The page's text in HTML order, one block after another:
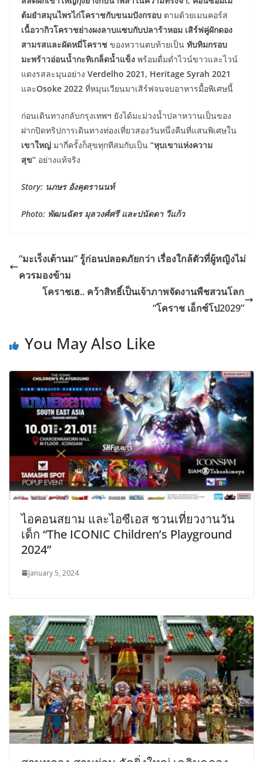
ต้มยำสมุนไพรไก่โคราชกับขนมปังกรอบ ตามด้วยเมนคอร์ส
เนื้อวากิวโคราชย่างผงลาบแซบกับปลาร้าหอม เสิร์ฟคู่ผักดอง
สามรสและผัดหมี่โคราช ของหวานตบท้ายเป็น ทับทิมกรอบ
มะพร้าวอ่อนน้ำกะทิเกล็ดน้ำแข็ง พร้อมดื่มด่ำไวน์ขาวและไวน์
แดงรสละมุนอย่าง Verdelho 2021, Heritage Syrah 2021
และOsoke 2022 ที่หมุนเวียนมาเสิร์ฟจนจบอาหารมื้อพิเศษนี้
ก่อนเดินทางกลับกรุงเทพฯ ยังได้มะม่วงน้ำปลาหวานเป็นของ
ฝากปิดทริปการเดินทางท่องเที่ยวสองวันหนึ่งคืนที่แสนพิเศษใน
เขาใหญ่ มากี่ครั้งก็สุขทุกทีสมกับเป็น​ “หุบเขาแห่งความ
สุข” อย่างแท้จริง
Story: นภษร อังคุตรานนท์
Photo: พัฒนฉัตร มุลวงศ์ศรี และปนัดดา วีแก้ว
“มะเร็งเต้านม” รู้ก่อนปลอดภัยกว่า เรื่องใกล้ตัวที่ผู้หญิงไม่
ควรมองข้าม
โคราชเฮ.. คว้าสิทธิ์เป็นเจ้าภาพจัดงานพืชสวนโลก
“โคราช เอ็กซ์โป2029”
You May Also Like
ไอคอนสยาม และไอซีเอส ชวนเที่ยวงานวัน
เด็ก “The ICONIC Children’s Playground
2024”
January 5, 2024